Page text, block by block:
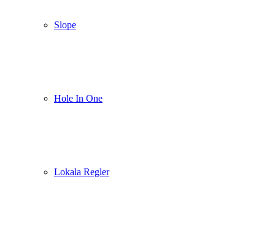
Slope
Hole In One
Lokala Regler